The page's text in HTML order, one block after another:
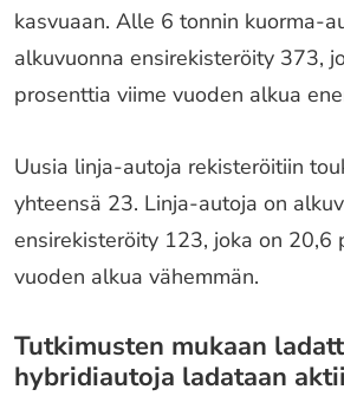
kasvuaan. Alle 6 tonnin kuorma-
alkuvuonna ensirekisteröity 373,
prosenttia viime vuoden alkua
Uusia linja-autoja rekisteröitiin
yhteensä 23. Linja-autoja on
ensirekisteröity 123, joka on 20,6
vuoden alkua vähemmän.
Tutkimusten mukaan
hybridiautoja ladataan